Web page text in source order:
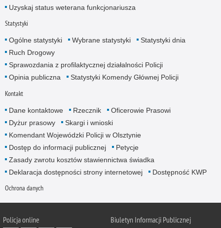
Uzyskaj status weterana funkcjonariusza
Statystyki
Ogólne statystyki Wybrane statystyki
Statystyki dnia
Ruch Drogowy
Sprawozdania z profilaktycznej działalności Policji
Opinia publiczna
Statystyki Komendy Głównej Policji
Kontakt
Dane kontaktowe Rzecznik
Oficerowie Prasowi
Dyżur prasowy
Skargi i wnioski
Komendant Wojewódzki Policji w Olsztynie
Dostęp do informacji publicznej
Petycje
Zasady zwrotu kosztów stawiennictwa świadka
Deklaracja dostępności strony internetowej
Dostępność KWP
Ochrona danych
Policja online Biuletyn Informacji Publicznej